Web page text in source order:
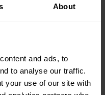
About
and ads, to
to analyse our traffic.
your use of our site with
de connexion et
tout en
humaines légitimes.